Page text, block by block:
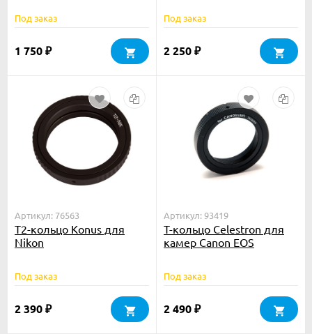
Под заказ
1 750 ₽
Под заказ
2 250 ₽
Артикул: 76563
T2-кольцо Konus для
Nikon
Под заказ
2 390 ₽
Артикул: 93419
Т-кольцо Celestron для
камер Canon EOS
Под заказ
2 490 ₽